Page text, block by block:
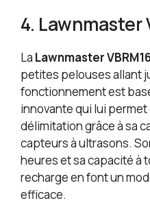
4. Lawnmaster
La Lawnmaster
petites pelouses allant
fonctionnement est
innovante qui lui
délimitation grâce à sa
capteurs à ultrasons.
heures et sa capacité à
recharge en font un
efficace.